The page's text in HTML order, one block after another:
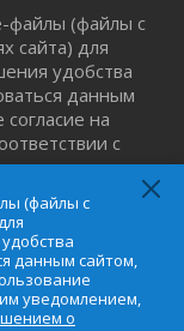
файлы (файлы с
сайта) для
удобства
данным
на
с
о
cookie
(файлы с
данным сайтом,
уведомлением,
о